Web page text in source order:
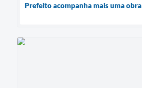
Prefeito acompanha mais uma